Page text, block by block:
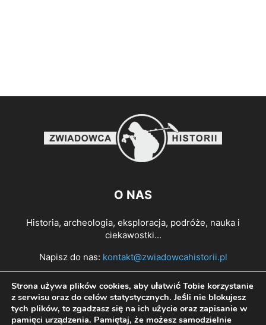
O NAS
Historia, archeologia, eksploracja, podróże, nauka i
ciekawostki...
Napisz do nas: kontakt@zwiadowcahistorii.pl
PODĄŻAJ ZA NAMI
Strona używa plików cookies, aby ułatwić Tobie korzystanie
z serwisu oraz do celów statystycznych. Jeśli nie blokujesz
tych plików, to zgadzasz się na ich użycie oraz zapisanie w
pamięci urządzenia. Pamiętaj, że możesz samodzielnie